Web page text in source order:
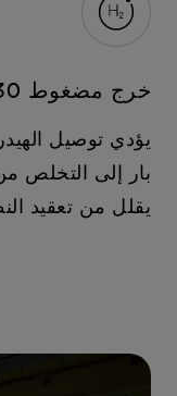
خرج مضغوط 30 بار
بار إلى التخلص
يقلل من تعقيد